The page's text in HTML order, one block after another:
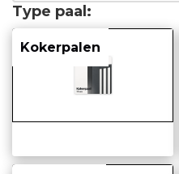
Type paal
Kokerpalen